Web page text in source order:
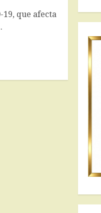
19, que afecta